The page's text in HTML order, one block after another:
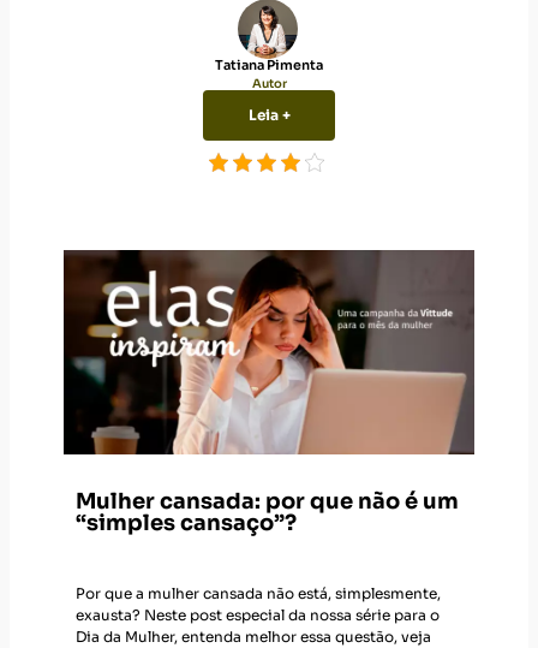
Tatiana Pimenta
Autor
Leia +
Mulher cansada: por que não é um
“simples cansaço”?
Por que a mulher cansada não está, simplesmente,
exausta? Neste post especial da nossa série para o
Dia da Mulher, entenda melhor essa questão, veja